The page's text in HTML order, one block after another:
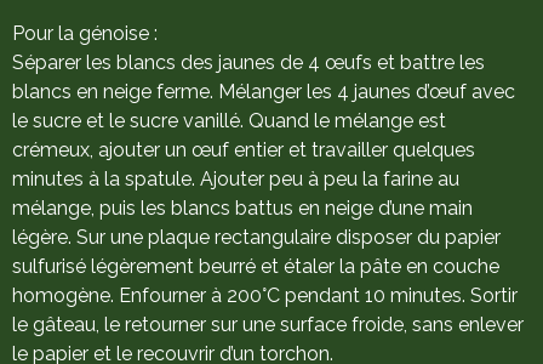
Pour la génoise :
Séparer les blancs des jaunes de 4 œufs et battre les
blancs en neige ferme. Mélanger les 4 jaunes d’œuf avec
le sucre et le sucre vanillé. Quand le mélange est
crémeux, ajouter un œuf entier et travailler quelques
minutes à la spatule. Ajouter peu à peu la farine au
mélange, puis les blancs battus en neige d’une main
légère. Sur une plaque rectangulaire disposer du papier
sulfurisé légèrement beurré et étaler la pâte en couche
homogène. Enfourner à 200°C pendant 10 minutes. Sortir
le gâteau, le retourner sur une surface froide, sans enlever
le papier et le recouvrir d’un torchon.